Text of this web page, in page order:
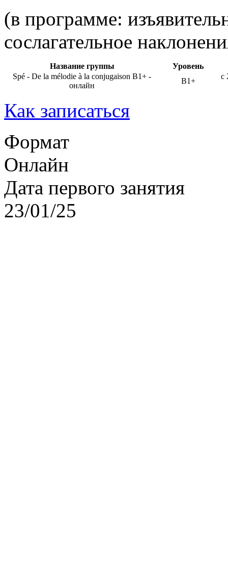
(в программе:
сослагательное
Название группы
Уровень
Spé - De la mélodie à la conjugaison B1+ -
онлайн
B1+
с
Как записаться
Формат
Онлайн
Дата первого занятия
23/01/25